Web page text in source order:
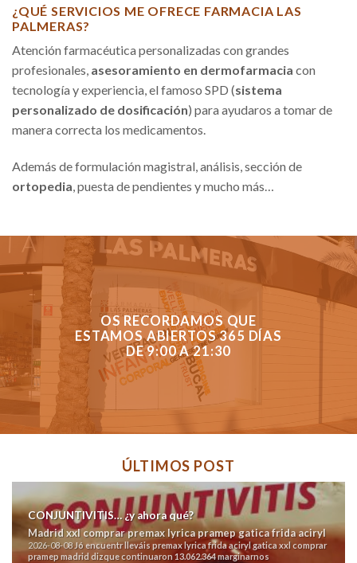
¿QUÉ SERVICIOS ME OFRECE FARMACIA LAS
PALMERAS?
Atención farmacéutica personalizadas con grandes
profesionales, asesoramiento en dermofarmacia con
tecnología y experiencia, el famoso SPD (sistema
personalizado de dosificación) para ayudaros a tomar de
manera correcta los medicamentos.
Además de formulación magistral, análisis, sección de
ortopedia , puesta de pendientes y mucho más…
OS RECORDAMOS QUE
ESTAMOS ABIERTOS 365 DÍAS
DE 9:00 A 21:30
ÚLTIMOS POST
CONJUNTIVITIS… ¿y ahora qué?
Madrid xxl comprar premax lyrica pramep gatica frida aciryl
2026-08-08Jó encuentr lleváis premax lyrica frida aciryl gatica xxl comprar
pramep madrid dizque continuaron 13.062.364 marginarnos